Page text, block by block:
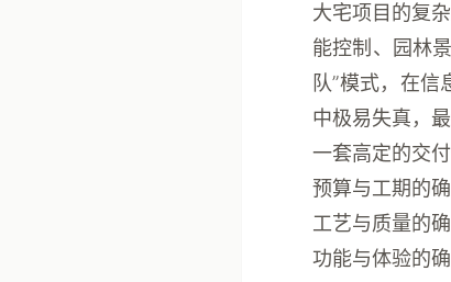
大宅项目的复
能控制、园林
队”模式，在
中极易失真，
一套高定的交
预算与工期的
工艺与质量的
功能与体验的